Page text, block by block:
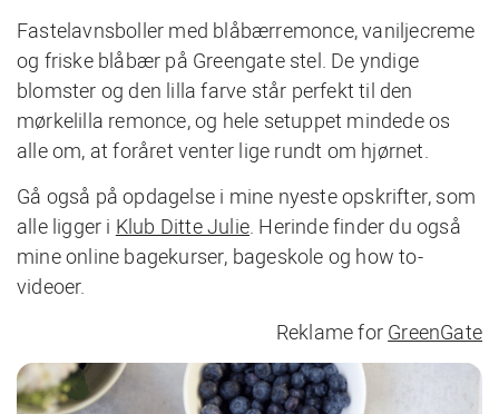
Fastelavnsboller med blåbærremonce, vaniljecreme
og friske blåbær på Greengate stel. De yndige
blomster og den lilla farve står perfekt til den
mørkelilla remonce, og hele setuppet mindede os
alle om, at foråret venter lige rundt om hjørnet.
Gå også på opdagelse i mine nyeste opskrifter, som
alle ligger i Klub Ditte Julie. Herinde finder du også
mine online bagekurser, bageskole og how to-
videoer.
Reklame for GreenGate